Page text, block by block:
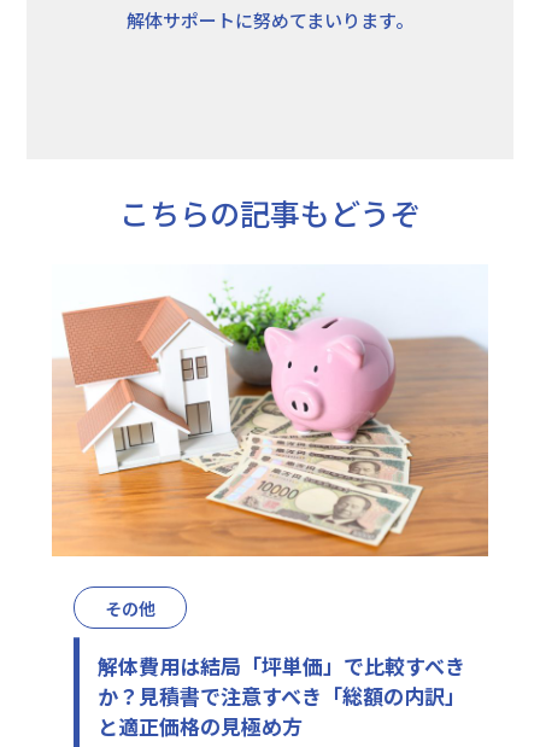
解体サポートに努めてまいります。
こちらの記事もどうぞ
その他
解体費用は結局「坪単価」で比較すべき
か？見積書で注意すべき「総額の内訳」
と適正価格の見極め方